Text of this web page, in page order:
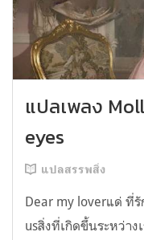
แปลเพลง
eyes
แปลสรรพสิ่ง
Dear my loverแด่ ที่
usสิ่งที่เกิดขึ้นระหว่าง